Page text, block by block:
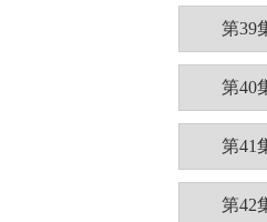
第39
第40
第41
第42